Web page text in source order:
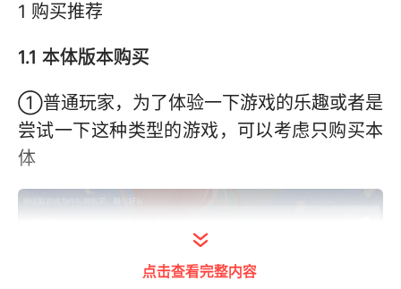
1 购买推荐
1.1 本体版本购买
①普通玩家，为了体验一下游戏的乐趣或者是
尝试一下这种类型的游戏，可以考虑只购买本
体
点击查看完整内容